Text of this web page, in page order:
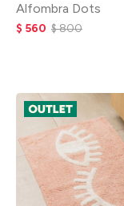
Alfombra Dots
$ 560 $800